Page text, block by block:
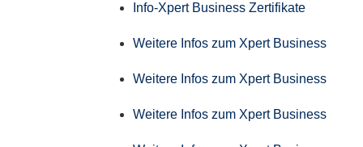
Info-Xpert Business Zertifikate
Weitere Infos zum Xpert Business
Weitere Infos zum Xpert Business
Weitere Infos zum Xpert Business